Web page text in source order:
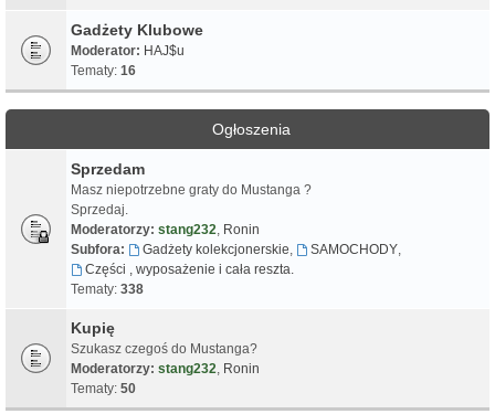
Gadżety Klubowe
Moderator: HAJ$u
Tematy: 16
Ogłoszenia
Sprzedam
Masz niepotrzebne graty do Mustanga ?
Sprzedaj.
Moderatorzy: stang232, Ronin
Subfora:
Gadżety kolekcjonerskie, SAMOCHODY,
Części , wyposażenie i cała reszta.
Tematy: 338
Kupię
Szukasz czegoś do Mustanga?
Moderatorzy: stang232, Ronin
Tematy: 50